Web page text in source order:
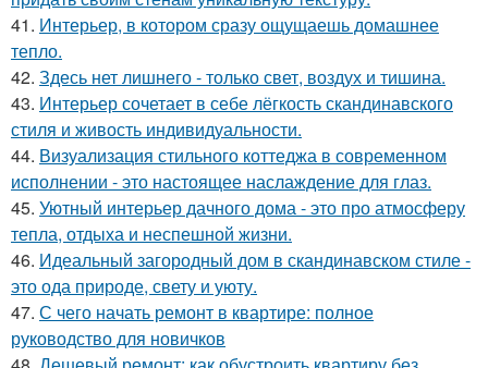
41. Интерьер, в котором сразу ощущаешь домашнее
тепло.
42. Здесь нет лишнего - только свет, воздух и тишина.
43. Интерьер сочетает в себе лёгкость скандинавского
стиля и живость индивидуальности.
44. Визуализация стильного коттеджа в современном
исполнении - это настоящее наслаждение для глаз.
45. Уютный интерьер дачного дома - это про атмосферу
тепла, отдыха и неспешной жизни.
46. Идеальный загородный дом в скандинавском стиле -
это ода природе, свету и уюту.
47. С чего начать ремонт в квартире: полное
руководство для новичков